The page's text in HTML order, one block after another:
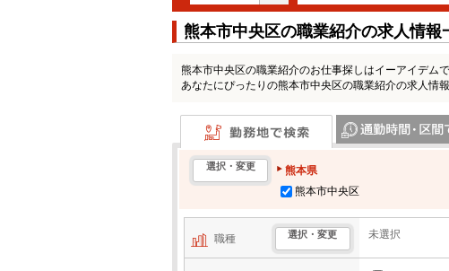
熊本市中央区の職業紹介の求人情報
熊本市中央区の職業紹介のお仕事探しはイーアイデムで
あなたにぴったりの熊本市中央区の職業紹介の求人情報
勤務地で検索
選択・変更
熊本県
熊本市中央区
職種 選択・変更 未選択